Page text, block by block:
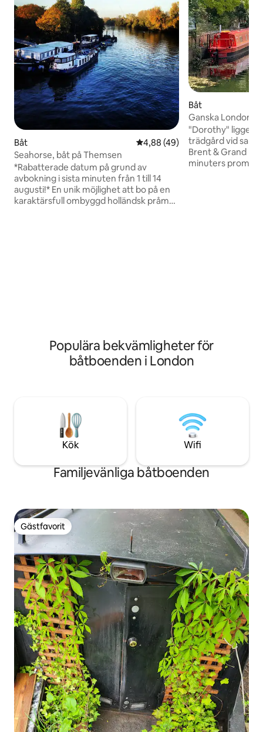
Båt 4,88 av 5 i genomsnittligt
4,88 (49)
Seahorse, båt på Themsen
*Rabatterade datum på grund av
avbokning i sista minuten från 1 till 14
augusti!* En unik möjlighet att bo på en
karaktärsfull ombyggd holländsk pråm
Båt
Ganska London
trädgård
"Dorothy" ligger
trädgård vid
Brent & Grand Union
minuters
Populära bekvämligheter för
båtboenden i London
Kök Wifi
Familjevänliga båtboenden
Gästfavorit
Gästfavorit